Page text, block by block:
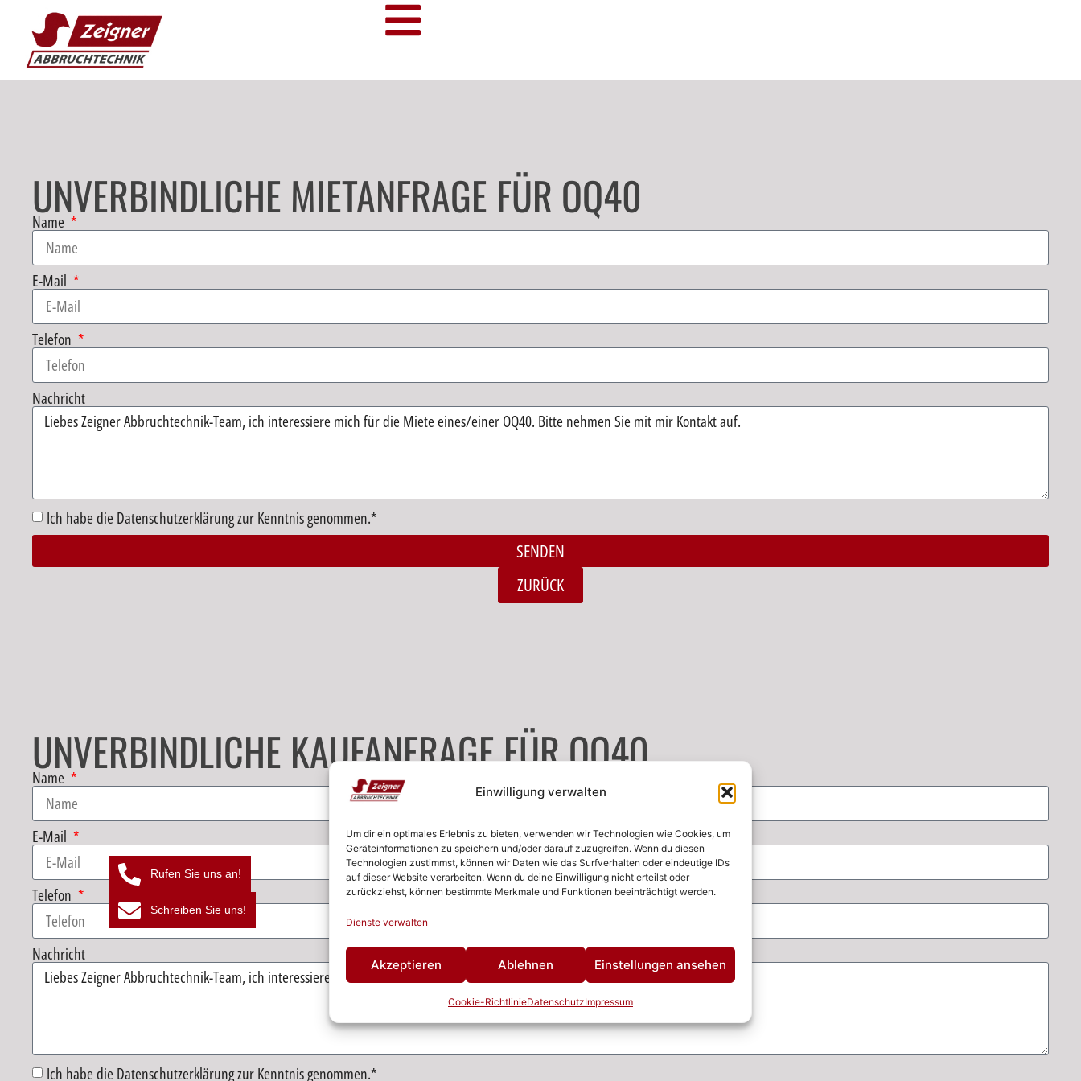
Einwilligung verwalten
Um dir ein optimales Erlebnis zu bieten, verwenden wir Technologien wie Cookies, um
Geräteinformationen zu speichern und/oder darauf zuzugreifen. Wenn du diesen
Technologien zustimmst, können wir Daten wie das Surfverhalten oder eindeutige IDs
auf dieser Website verarbeiten. Wenn du deine Einwilligung nicht erteilst oder
zurückziehst, können bestimmte Merkmale und Funktionen beeinträchtigt werden.
Dienste verwalten
Akzeptieren Ablehnen Einstellungen ansehen
Cookie-RichtlinieDatenschutzImpressum
UNVERBINDLICHE MIETANFRAGE FÜR OQ40
Name
E-Mail
Telefon
Nachricht
Ich habe die Datenschutzerklärung zur Kenntnis genommen.*
SENDEN
ZURÜCK
UNVERBINDLICHE KAUFANFRAGE FÜR OQ40
Name
E-Mail
Telefon
Nachricht
Ich habe die Datenschutzerklärung zur Kenntnis genommen.*
Rufen Sie uns an!
Schreiben Sie uns!